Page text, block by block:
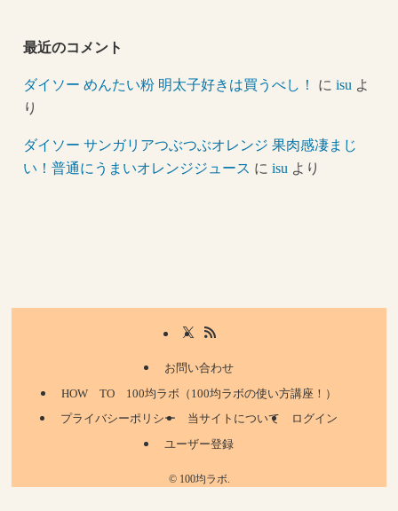
最近のコメント
ダイソー めんたい粉 明太子好きは買うべし！ にisu よ
り
ダイソー サンガリアつぶつぶオレンジ 果肉感凄まじ
い！普通にうまいオレンジジュース にisu より
お問い合わせ
HOW TO 100均ラボ（100均ラボの使い方講座！）
プライバシーポリシー
当サイトについて
ログイン
ユーザー登録
©100均ラボ.